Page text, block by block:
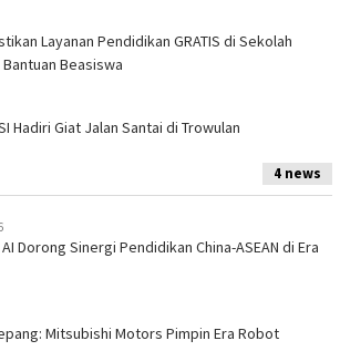
Layanan Pendidikan GRATIS di Sekolah
Beasiswa
Hadiri Giat Jalan Santai di Trowulan
4 news
Dorong Sinergi Pendidikan China-ASEAN di Era
Mitsubishi Motors Pimpin Era Robot